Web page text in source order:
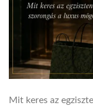
Mit keres az